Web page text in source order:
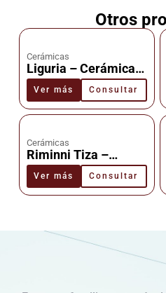
Otros
Cerámicas
Liguria – Cerámica –
Cañuelas
Ver más Consultar
Cerámicas
Riminni Tiza –
Cerámica –
Cañuelas
Ver más Consultar